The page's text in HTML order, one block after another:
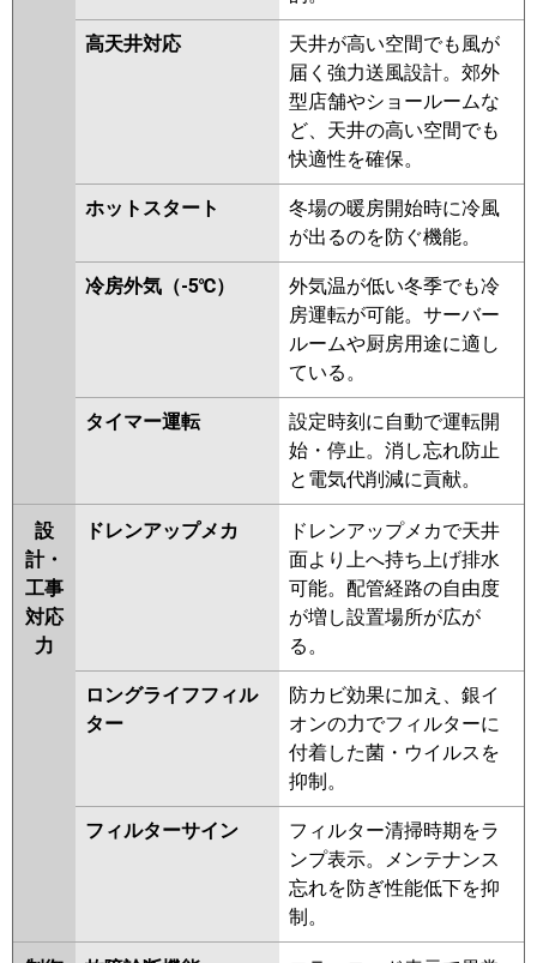
PA-P40DM6SGNB PA-P40DM6SG
PA-P40DM6SGN
高天井対応
天井が高い空間でも風が
届く強力送風設計。郊外
型店舗やショールームな
ど、天井の高い空間でも
快適性を確保。
ホットスタート
冬場の暖房開始時に冷風
が出るのを防ぐ機能。
冷房外気（-5℃）
外気温が低い冬季でも冷
房運転が可能。サーバー
ルームや厨房用途に適し
ている。
タイマー運転
設定時刻に自動で運転開
始・停止。消し忘れ防止
と電気代削減に貢献。
設
計・
工事
対応
力
ドレンアップメカ
ドレンアップメカで天井
面より上へ持ち上げ排水
可能。配管経路の自由度
が増し設置場所が広が
る。
ロングライフフィル
ター
防カビ効果に加え、銀イ
オンの力でフィルターに
付着した菌・ウイルスを
抑制。
フィルターサイン
フィルター清掃時期をラ
ンプ表示。メンテナンス
忘れを防ぎ性能低下を抑
制。